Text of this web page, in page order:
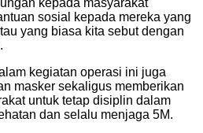
sosial kepada mereka yang
yang biasa kita sebut dengan
kegiatan operasi ini juga
masker sekaligus memberikan
untuk tetap disiplin dalam
dan selalu menjaga 5M.